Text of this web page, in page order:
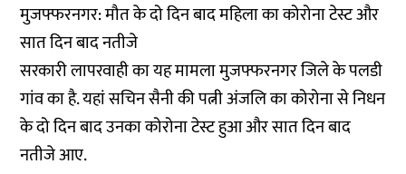
मुजफ्फरनगर: मौत के दो दिन बाद महिला का कोरोना टेस्ट और
सात दिन बाद नतीजे
सरकारी लापरवाही का यह मामला मुजफ्फरनगर जिले के पलडी
गांव का है. यहां सचिन सैनी की पत्नी अंजलि का कोरोना से निधन
के दो दिन बाद उनका कोरोना टेस्ट हुआ और सात दिन बाद
नतीजे आए.